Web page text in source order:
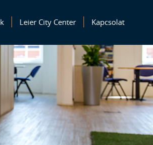
Leier City Center Kapcsolat